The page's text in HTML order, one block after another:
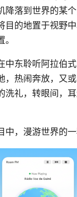
降落到世界的某
目的地置于视野
中东聆听阿拉伯
，热闹奔放，又
洗礼，转眼间，
中，漫游世界的一